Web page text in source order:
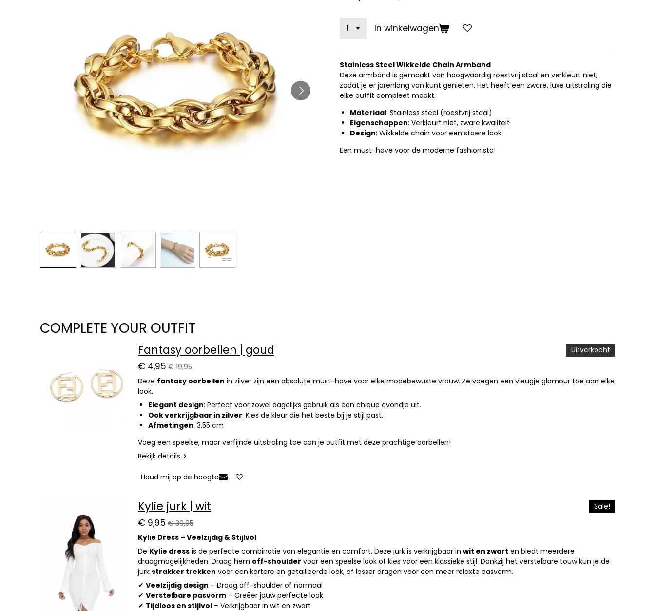
In winkelwagen
Stainless Steel Wikkelde Chain Armband
Deze armband is gemaakt van hoogwaardig roestvrij staal en verkleurt niet,
zodat je er jarenlang van kunt genieten. Het heeft een zware, luxe uitstraling die
elke outfit compleet maakt.
Materiaal: Stainless steel (roestvrij staal)
Eigenschappen: Verkleurt niet, zware kwaliteit
Design: Wikkelde chain voor een stoere look
Een must-have voor de moderne fashionista!
COMPLETE YOUR OUTFIT
Uitverkocht
Fantasy oorbellen | goud
€ 4,95 € 19,95
Deze fantasy oorbellen in zilver zijn een absolute must-have voor elke modebewuste vrouw. Ze voegen een vleugje glamour toe aan elke
look.
Elegant design: Perfect voor zowel dagelijks gebruik als een chique avondje uit.
Ook verkrijgbaar in zilver: Kies de kleur die het beste bij je stijl past.
Afmetingen: 3.55 cm
Voeg een speelse, maar verfijnde uitstraling toe aan je outfit met deze prachtige oorbellen!
Bekijk details
Houd mij op de hoogte
Sale!
Kylie jurk | wit
€ 9,95 € 39,95
Kylie Dress – Veelzijdig & Stijlvol
De Kylie dress is de perfecte combinatie van elegantie en comfort. Deze jurk is verkrijgbaar in wit en zwart en biedt meerdere
draagmogelijkheden. Draag hem off-shoulder voor een speelse look of kies voor een klassieke stijl. Dankzij het verstelbare touw kun je de
jurk strakker trekken voor een kortere en getailleerde look, of losser dragen voor een meer relaxte pasvorm.
✔ Veelzijdig design – Draag off-shoulder of normaal
✔ Verstelbare pasvorm – Creëer jouw perfecte look
✔ Tijdloos en stijlvol – Verkrijgbaar in wit en zwart